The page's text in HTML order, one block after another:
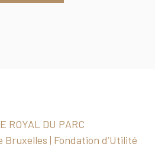
ROYAL DU PARC
Bruxelles | Fondation d’Utilité